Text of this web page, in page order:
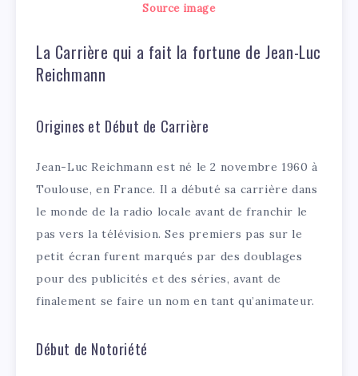
Source image
La Carrière qui a fait la fortune de Jean-Luc
Reichmann
Origines et Début de Carrière
Jean-Luc Reichmann est né le 2 novembre 1960 à
Toulouse, en France. Il a débuté sa carrière dans
le monde de la radio locale avant de franchir le
pas vers la télévision. Ses premiers pas sur le
petit écran furent marqués par des doublages
pour des publicités et des séries, avant de
finalement se faire un nom en tant qu’animateur.
Début de Notoriété